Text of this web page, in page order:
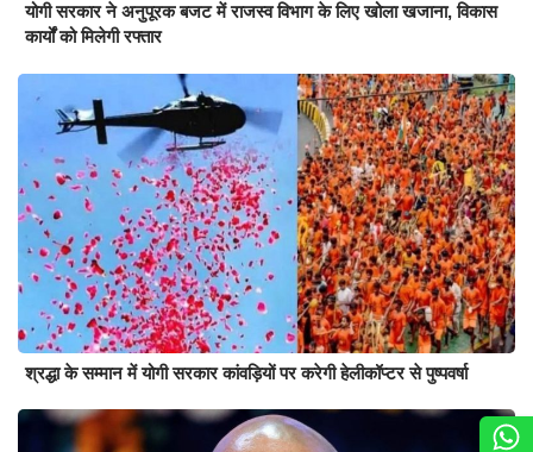
योगी सरकार ने अनुपूरक बजट में राजस्व विभाग के लिए खोला खजाना, विकास
कार्यों को मिलेगी रफ्तार
श्रद्धा के सम्मान में योगी सरकार कांवड़ियों पर करेगी हेलीकॉप्टर से पुष्पवर्षा